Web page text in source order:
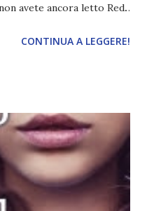
avete ancora letto Red.
piacevoli ma non
se la Gier o
la trilogia in un unico libro,
molto di più. Red è
in trecento pagine non
un finale ._.
CONTINUA A LEGGERE!